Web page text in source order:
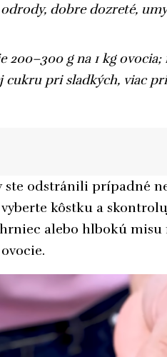
dobre dozreté,
200–300 g na 1 kg
pri sladkých, viac
odstránili prípadné
kôstku a
alebo hlbokú misu